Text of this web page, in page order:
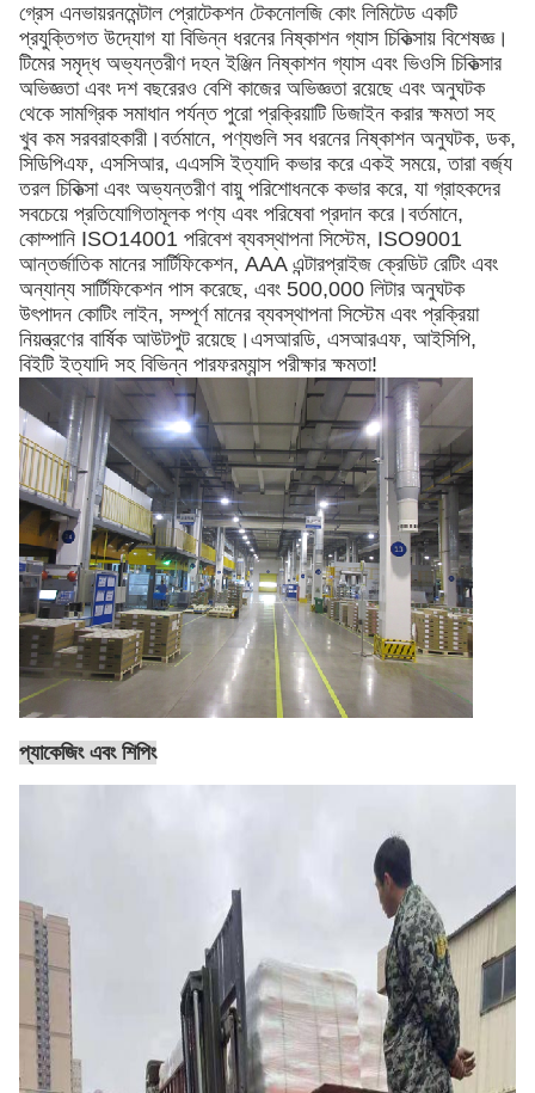
গ্রেস এনভায়রনমেন্টাল প্রোটেকশন টেকনোলজি কোং লিমিটেড একটি
প্রযুক্তিগত উদ্যোগ যা বিভিন্ন ধরনের নিষ্কাশন গ্যাস চিকিত্সায় বিশেষজ্ঞ।
টিমের সমৃদ্ধ অভ্যন্তরীণ দহন ইঞ্জিন নিষ্কাশন গ্যাস এবং ভিওসি চিকিত্সার
অভিজ্ঞতা এবং দশ বছরেরও বেশি কাজের অভিজ্ঞতা রয়েছে এবং অনুঘটক
থেকে সামগ্রিক সমাধান পর্যন্ত পুরো প্রক্রিয়াটি ডিজাইন করার ক্ষমতা সহ
খুব কম সরবরাহকারী।বর্তমানে, পণ্যগুলি সব ধরনের নিষ্কাশন অনুঘটক, ডক,
সিডিপিএফ, এসসিআর, এএসসি ইত্যাদি কভার করে একই সময়ে, তারা বর্জ্য
তরল চিকিত্সা এবং অভ্যন্তরীণ বায়ু পরিশোধনকে কভার করে, যা গ্রাহকদের
সবচেয়ে প্রতিযোগিতামূলক পণ্য এবং পরিষেবা প্রদান করে।বর্তমানে,
কোম্পানি ISO14001 পরিবেশ ব্যবস্থাপনা সিস্টেম, ISO9001
আন্তর্জাতিক মানের সার্টিফিকেশন, AAA এন্টারপ্রাইজ ক্রেডিট রেটিং এবং
অন্যান্য সার্টিফিকেশন পাস করেছে, এবং 500,000 লিটার অনুঘটক
উৎপাদন কোটিং লাইন, সম্পূর্ণ মানের ব্যবস্থাপনা সিস্টেম এবং প্রক্রিয়া
নিয়ন্ত্রণের বার্ষিক আউটপুট রয়েছে।এসআরডি, এসআরএফ, আইসিপি,
বিইটি ইত্যাদি সহ বিভিন্ন পারফরম্যান্স পরীক্ষার ক্ষমতা!
প্যাকেজিং এবং শিপিং